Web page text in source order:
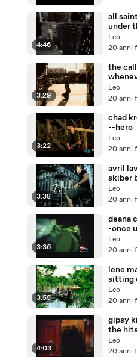
4:46
all
under
bridge
Leo
20 anni
3:29
the
will go
Leo
20 anni
3:22
chad
--hero
Leo
20 anni
3:38
avril
skiber
Leo
20 anni
3:36
deana
-once
Leo
20 anni
3:55
lene
sitting
here
Leo
20 anni
4:03
gipsy
the
medley
Leo
20 anni